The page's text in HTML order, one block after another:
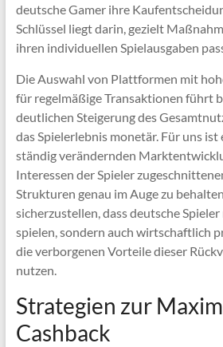
deutsche Gamer ihre
Schlüssel liegt darin, gezielt
ihren individuellen Spielausgaben
Die Auswahl von Plattformen mit
für regelmäßige Transaktionen führt
deutlichen Steigerung des
das Spielerlebnis monetär. Für uns ist
ständig verändernden
Interessen der Spieler
Strukturen genau im Auge zu
sicherzustellen, dass deutsche
spielen, sondern auch wirtschaftlich
die verborgenen Vorteile dieser
nutzen.
Strategien zur
Cashback